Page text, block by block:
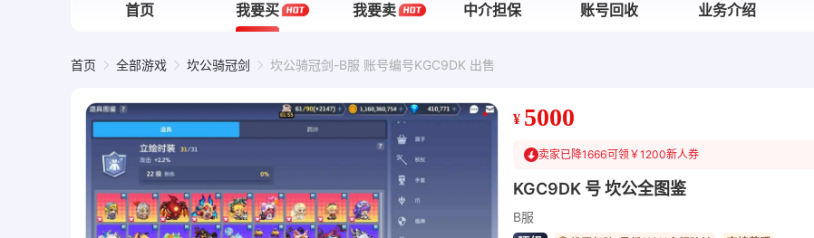
首页 我要买 我要卖 中介担保 账号回收 业务介绍
首页 全部游戏 坎公骑冠剑 坎公骑冠剑-B服 账号编号KGC9DK 出售
¥ 5000
卖家已降1666可领￥1200新人券
KGC9DK 号 坎公全图鉴
B服